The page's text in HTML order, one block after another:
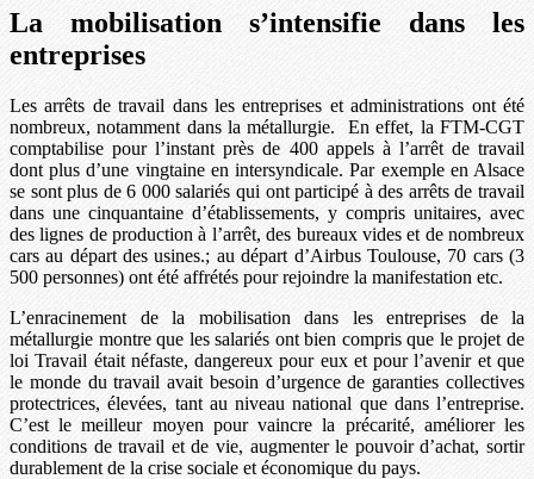
La mobilisation s’intensifie dans les
entreprises
Les arrêts de travail dans les entreprises et administrations ont été
nombreux, notamment dans la métallurgie. En effet, la FTM-CGT
comptabilise pour l’instant près de 400 appels à l’arrêt de travail
dont plus d’une vingtaine en intersyndicale. Par exemple en Alsace
se sont plus de 6 000 salariés qui ont participé à des arrêts de travail
dans une cinquantaine d’établissements, y compris unitaires, avec
des lignes de production à l’arrêt, des bureaux vides et de nombreux
cars au départ des usines.; au départ d’Airbus Toulouse, 70 cars (3
500 personnes) ont été affrétés pour rejoindre la manifestation etc.
L’enracinement de la mobilisation dans les entreprises de la
métallurgie montre que les salariés ont bien compris que le projet de
loi Travail était néfaste, dangereux pour eux et pour l’avenir et que
le monde du travail avait besoin d’urgence de garanties collectives
protectrices, élevées, tant au niveau national que dans l’entreprise.
C’est le meilleur moyen pour vaincre la précarité, améliorer les
conditions de travail et de vie, augmenter le pouvoir d’achat, sortir
durablement de la crise sociale et économique du pays.